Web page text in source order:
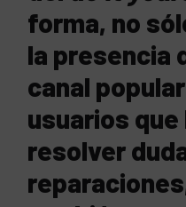
forma, no
la presencia
canal
usuarios que
resolver